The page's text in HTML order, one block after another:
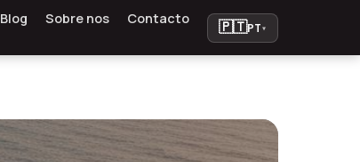
Blog Sobre nos Contacto 🇵🇹PT▾